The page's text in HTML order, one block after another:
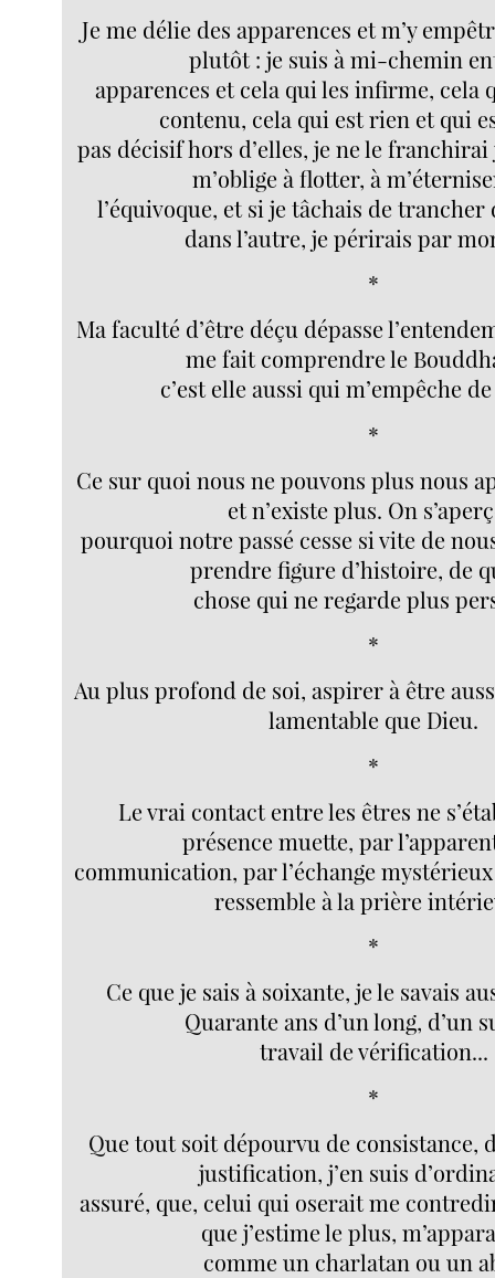
Je me délie des apparences et m’y
plutôt : je suis à mi-chemin
apparences et cela qui les infirme, cela
contenu, cela qui est rien et qui
pas décisif hors d’elles, je ne le
m’oblige à flotter, à
l’équivoque, et si je tâchais de trancher
dans l’autre, je périrais par
*
Ma faculté d’être déçu dépasse
me fait comprendre le
c’est elle aussi qui m’empêche
*
Ce sur quoi nous ne pouvons plus nous
et n’existe plus. On
pourquoi notre passé cesse si vite de
prendre figure d’histoire, de
chose qui ne regarde plus
*
Au plus profond de soi, aspirer à être
lamentable que Dieu.
*
Le vrai contact entre les êtres ne
présence muette, par
communication, par l’échange
ressemble à la prière
*
Ce que je sais à soixante, je le savais
Quarante ans d’un long, d’un
travail de vérification...
*
Que tout soit dépourvu de consistance,
justification, j’en suis
assuré, que, celui qui oserait me
que j’estime le plus,
comme un charlatan ou un